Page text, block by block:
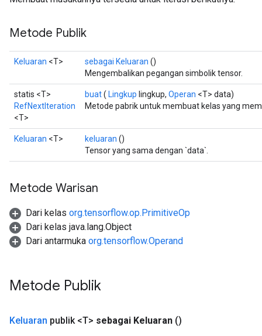
Metode Publik
Keluaran <T> sebagai Keluaran ()
Mengembalikan pegangan simbolik tensor.
statis <T>
RefNextIteration
<T>
buat( Lingkup lingkup, Operan <T> data)
Metode pabrik untuk membuat kelas yang
Keluaran <T> keluaran ()
Tensor yang sama dengan `data`.
Metode Warisan
Dari kelas org.tensorflow.op.PrimitiveOp
Dari kelas java.lang.Object
Dari antarmuka org.tensorflow.Operand
Metode Publik
Keluaran publik <T> sebagai Keluaran ()